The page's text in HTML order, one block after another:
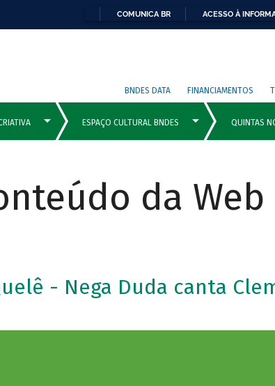
COMUNICA BR ACESSO À
BNDES DATA FINANCIAMENTOS
da Web
- Nega Duda canta